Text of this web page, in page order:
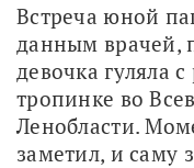
Встреча юной
данным врачей,
девочка гуляла
тропинке во
Ленобласти.
заметил, и саму